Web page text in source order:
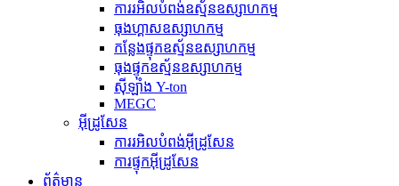
ការរអិលបំពង់ឧស្ម័នឧស្សាហកម្ម
ធុងហ្គាសឧស្សាហកម្ម
កន្លែងផ្ទុកឧស្ម័នឧស្សាហកម្ម
ធុងផ្ទុកឧស្ម័នឧស្សាហកម្ម
ស៊ីឡាំង Y-ton
MEGC
អ៊ីដ្រូសែន
ការរអិលបំពង់អ៊ីដ្រូសែន
ការផ្ទុកអ៊ីដ្រូសែន
ព័ត៌មាន